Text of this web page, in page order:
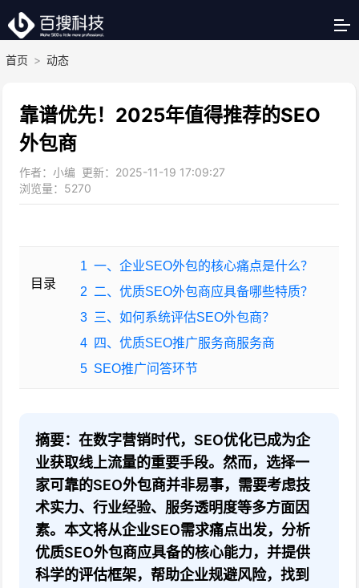
首页 > 动态
靠谱优先！2025年值得推荐的SEO
外包商
作者：小编 更新：2025-11-19 17:09:27
浏览量： 5270
目录
1 一、企业SEO外包的核心痛点是什么？
2 二、优质SEO外包商应具备哪些特质？
3 三、如何系统评估SEO外包商？
4 四、优质SEO推广服务商服务商
5 SEO推广问答环节
摘要：在数字营销时代，SEO优化已成为企
业获取线上流量的重要手段。然而，选择一
家可靠的SEO外包商并非易事，需要考虑技
术实力、行业经验、服务透明度等多方面因
素。本文将从企业SEO需求痛点出发，分析
优质SEO外包商应具备的核心能力，并提供
科学的评估框架，帮助企业规避风险，找到